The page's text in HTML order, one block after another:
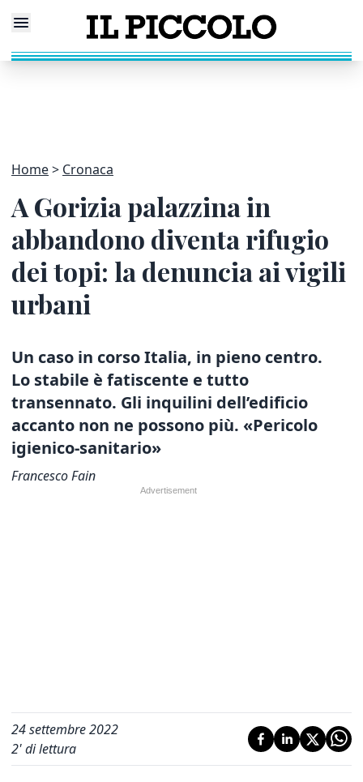
Home Cronaca
A Gorizia palazzina in
abbandono diventa rifugio
dei topi: la denuncia ai vigili
urbani
Un caso in corso Italia, in pieno centro.
Lo stabile è fatiscente e tutto
transennato. Gli inquilini dell’edificio
accanto non ne possono più. «Pericolo
igienico-sanitario»
Francesco Fain
24 settembre 2022
2' di lettura